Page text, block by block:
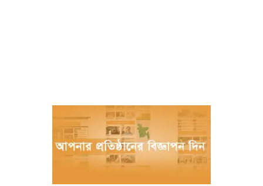
বরগুনায় পুলিশের বিশেষ অভিযানে বিপুল
পরিমাণ টাকা ও স্বর্ণালংকারসহ আটক ২
মধ্যনগর সীমান্তে বাঙ্গালভিটায় বিজিবির
অভিযানে, ২৮ ভারতীয় গরু ও ১ টি স্টিলবডি